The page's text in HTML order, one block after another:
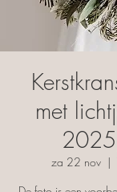
met
za 22 nov
  |